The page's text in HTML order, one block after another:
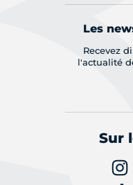
Les
Recevez
l'actualité
Sur